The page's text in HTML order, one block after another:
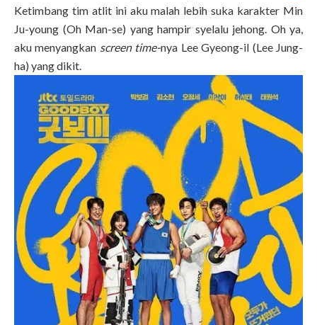
Ketimbang tim atlit ini aku malah lebih suka karakter Min
Ju-young (Oh Man-se) yang hampir syelalu jehong. Oh ya,
aku menyangkan screen time-nya Lee Gyeong-il (Lee Jung-
ha) yang dikit.